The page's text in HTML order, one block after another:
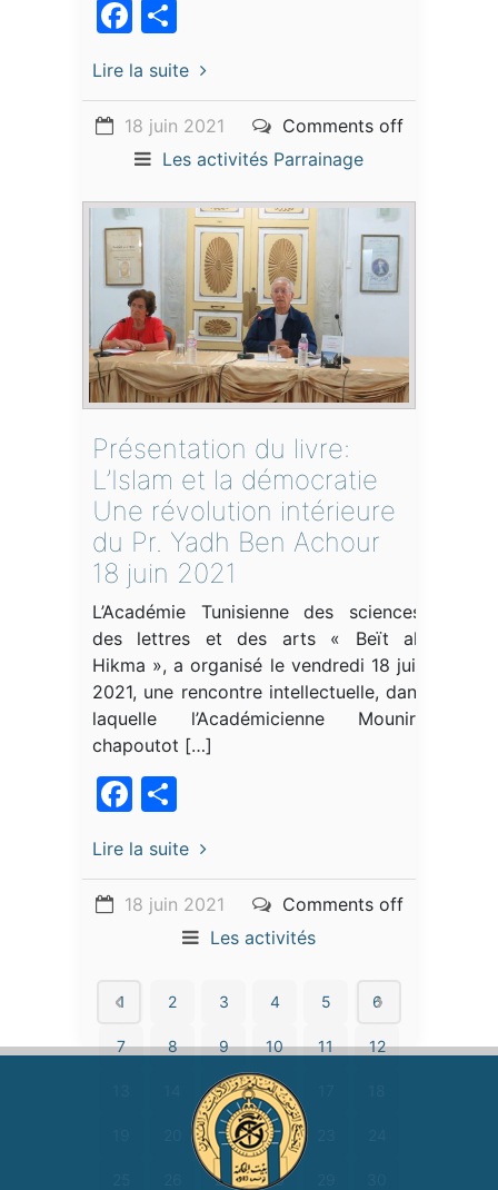
Facebook
Lire la suite
18 juin 2021
Comments off
Les activités Parrainage
Présentation du livre:
L’Islam et la démocratie
Une révolution intérieure
du Pr. Yadh Ben Achour
18 juin 2021
L’Académie Tunisienne des sciences,
des lettres et des arts « Beït al-
Hikma », a organisé le vendredi 18 juin
2021, une rencontre intellectuelle, dans
laquelle l’Académicienne Mounira
chapoutot […]
Facebook
Lire la suite
18 juin 2021
Comments off
Les activités
1 2 3 4 5 6
7 8 9 10 11 12
15 16
21 22
27 28